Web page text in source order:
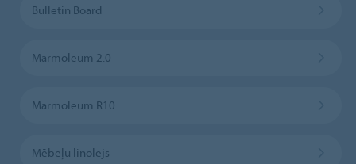
Bulletin Board
Marmoleum 2.0
Marmoleum R10
Mēbeļu linolejs